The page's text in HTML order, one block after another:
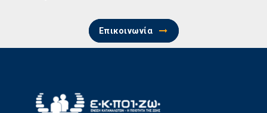
Επικοινωνία